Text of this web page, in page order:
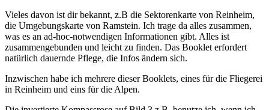
Vieles davon ist dir bekannt, z.B die Sektorenkarte von Reinheim,
die Umgebungskarte von Ramstein. Ich trage da alles zusammen,
was es an ad-hoc-notwendigen Informationen gibt. Alles ist
zusammengebunden und leicht zu finden. Das Booklet erfordert
natürlich dauernde Pflege, die Infos ändern sich.
Inzwischen habe ich mehrere dieser Booklets, eines für die Fliegerei
in Reinheim und eins für die Alpen.